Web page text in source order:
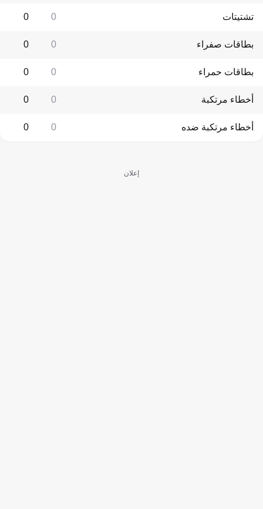
تشتيتات 0
0
بطاقات صفراء 0
0
بطاقات حمراء 0
0
أخطاء مرتكبة 0
0
أخطاء مرتكبة ضده 0
0
إعلان